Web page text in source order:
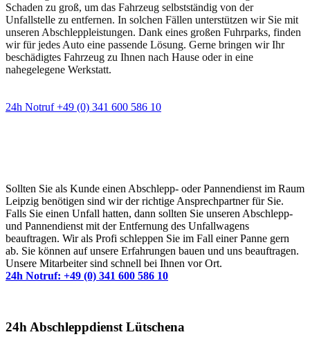
Schaden zu groß, um das Fahrzeug selbstständig von der
Unfallstelle zu entfernen. In solchen Fällen unterstützen wir Sie mit
unseren Abschleppleistungen. Dank eines großen Fuhrparks, finden
wir für jedes Auto eine passende Lösung. Gerne bringen wir Ihr
beschädigtes Fahrzeug zu Ihnen nach Hause oder in eine
nahegelegene Werkstatt.
24h Notruf +49 (0) 341 600 586 10
Sollten Sie als Kunde einen Abschlepp- oder Pannendienst im Raum
Leipzig benötigen sind wir der richtige Ansprechpartner für Sie.
Falls Sie einen Unfall hatten, dann sollten Sie unseren Abschlepp-
und Pannendienst mit der Entfernung des Unfallwagens
beauftragen. Wir als Profi schleppen Sie im Fall einer Panne gern
ab. Sie können auf unsere Erfahrungen bauen und uns beauftragen.
Unsere Mitarbeiter sind schnell bei Ihnen vor Ort.
24h Notruf: +49 (0) 341 600 586 10
24h Abschleppdienst Lütschena